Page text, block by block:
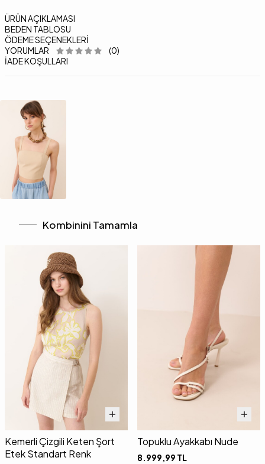
ÜRÜN AÇIKLAMASI
BEDEN TABLOSU
ÖDEME SEÇENEKLERI
YORUMLAR
(0)
İADE KOŞULLARI
Kombinini Tamamla
Kemerli Çizgili Keten Şort
Etek Standart Renk
Topuklu Ayakkabı Nude
8.999,99 TL